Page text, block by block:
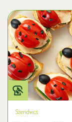
Szendvics